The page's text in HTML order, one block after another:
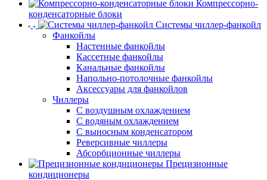
Компрессорно-
конденсаторные блоки
Системы чиллер-фанкойл
Фанкойлы
Настенные фанкойлы
Кассетные фанкойлы
Канальные фанкойлы
Напольно-потолочные фанкойлы
Аксессуары для фанкойлов
Чиллеры
С воздушным охлаждением
С водяным охлаждением
С выносным конденсатором
Реверсивные чиллеры
Абсорбционные чиллеры
Прецизионные
кондиционеры